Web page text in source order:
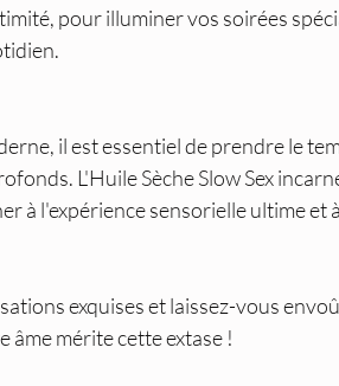
pour illuminer vos soirées
il est essentiel de prendre le
L'Huile Sèche Slow Sex
à l'expérience sensorielle ultime et
exquises et laissez-vous
âme mérite cette extase !